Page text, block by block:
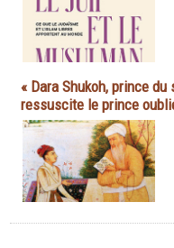
« Dara Shukoh, prince
ressuscite le prince